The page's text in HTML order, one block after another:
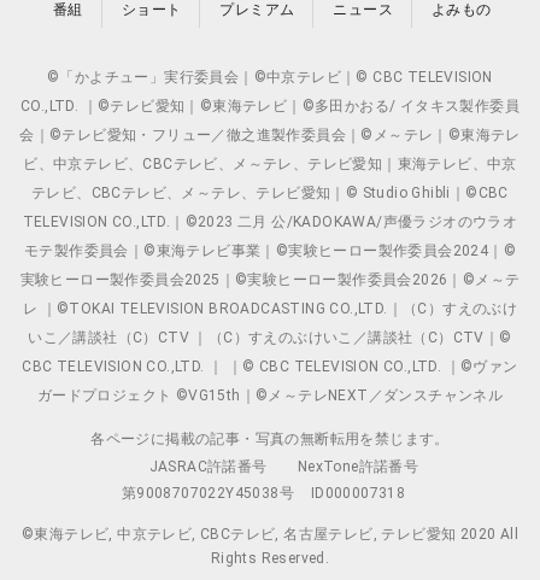
番組 ショート プレミアム ニュース よみもの
©「かよチュー」実行委員会｜©中京テレビ｜© CBC TELEVISION
CO.,LTD. ｜©テレビ愛知｜©東海テレビ｜©多田かおる/ イタキス製作委員
会｜©テレビ愛知・フリュー／徹之進製作委員会｜©メ～テレ｜©東海テレ
ビ、中京テレビ、CBCテレビ、メ～テレ、テレビ愛知｜東海テレビ、中京
テレビ、CBCテレビ、メ～テレ、テレビ愛知｜© Studio Ghibli｜©CBC
TELEVISION CO.,LTD.｜©2023 二月 公/KADOKAWA/声優ラジオのウラオ
モテ製作委員会｜©東海テレビ事業｜©実験ヒーロー製作委員会2024｜©
実験ヒーロー製作委員会2025｜©実験ヒーロー製作委員会2026｜©メ～テ
レ ｜©TOKAI TELEVISION BROADCASTING CO.,LTD.｜（C）すえのぶけ
いこ／講談社（C）CTV ｜（C）すえのぶけいこ／講談社（C）CTV｜©
CBC TELEVISION CO.,LTD. ｜ ｜© CBC TELEVISION CO.,LTD. ｜©ヴァン
ガードプロジェクト ©VG15th｜©メ～テレNEXT／ダンスチャンネル
各ページに掲載の記事・写真の無断転用を禁じます。
JASRAC許諾番号
NexTone許諾番号
第9008707022Y45038号
ID000007318
©東海テレビ, 中京テレビ, CBCテレビ, 名古屋テレビ, テレビ愛知 2020 All
Rights Reserved.